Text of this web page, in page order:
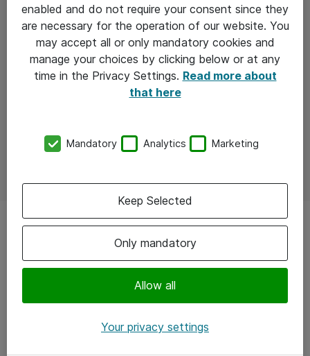
enabled and do not require your consent since they
are necessary for the operation of our website. You
may accept all or only mandatory cookies and
manage your choices by clicking below or at any
time in the Privacy Settings. Read more about
that here
Mandatory Analytics Marketing
Only mandatory
Allow all
Keep Selected
Your privacy settings